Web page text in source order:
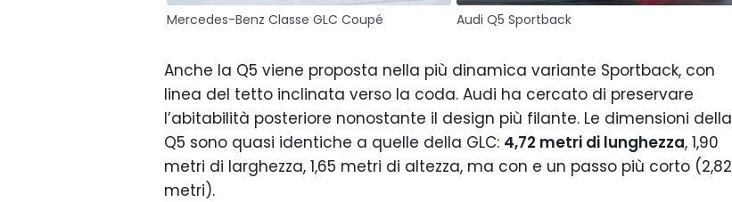
Mercedes-Benz Classe GLC Coupé Audi Q5 Sportback
Anche la Q5 viene proposta nella più dinamica variante Sportback, con
linea del tetto inclinata verso la coda. Audi ha cercato di preservare
l’abitabilità posteriore nonostante il design più filante. Le dimensioni della
Q5 sono quasi identiche a quelle della GLC: 4,72 metri di lunghezza, 1,90
metri di larghezza, 1,65 metri di altezza, ma con e un passo più corto (2,82
metri).